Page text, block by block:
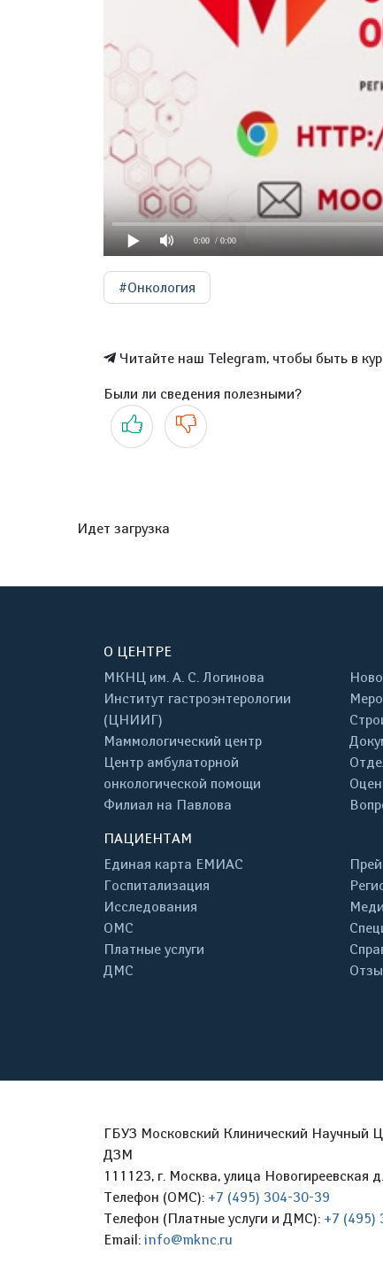
0:00 / 0:00
#Онкология
Читайте наш Telegram, чтобы быть в
Были ли сведения полезными?
Да Нет
Идет загрузка
О ЦЕНТРЕ
МКНЦ им. А. С. Логинова
Институт гастроэнтерологии
(ЦНИИГ)
Маммологический центр
Центр амбулаторной
онкологической помощи
Филиал на Павлова
ПАЦИЕНТАМ
Единая карта ЕМИАС
Госпитализация
Исследования
ОМС
Платные услуги
ДМС
ГБУЗ Московский Клинический Научный
ДЗМ
111123, г. Москва, улица Новогиреевская
Телефон (ОМС): +7 (495) 304-30-39
Телефон (Платные услуги и ДМС): +7 (495)
Email: info@mknc.ru